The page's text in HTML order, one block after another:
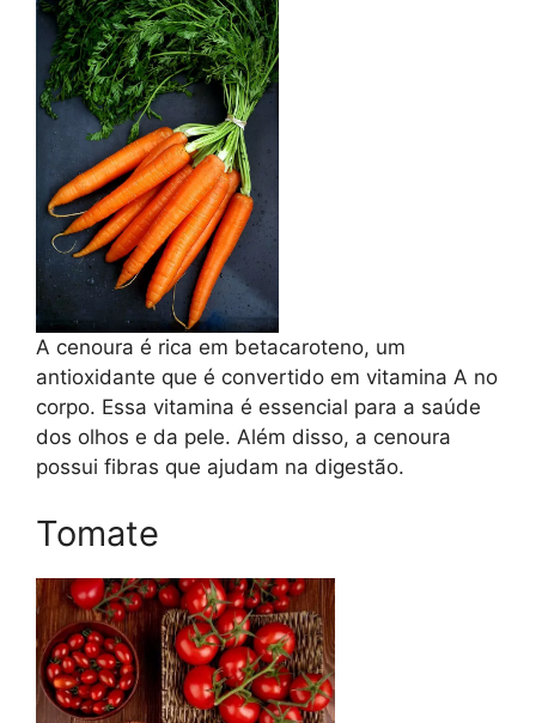
A cenoura é rica em betacaroteno, um
antioxidante que é convertido em vitamina A no
corpo. Essa vitamina é essencial para a saúde
dos olhos e da pele. Além disso, a cenoura
possui fibras que ajudam na digestão.
Tomate